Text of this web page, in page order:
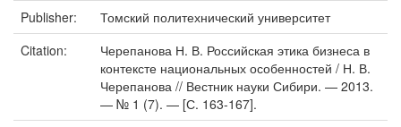
Publisher:
Томский политехнический университет
Citation:
Черепанова Н. В. Российская этика бизнеса в
контексте национальных особенностей / Н. В.
Черепанова // Вестник науки Сибири. — 2013.
— № 1 (7). — [С. 163-167].